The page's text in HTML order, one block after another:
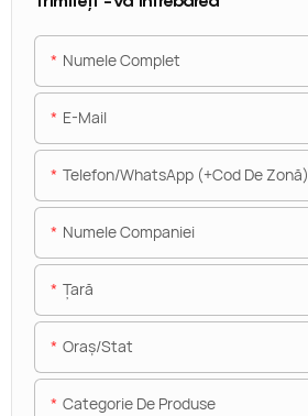
Numele Complet
E-Mail
Telefon/WhatsApp (+Cod De Zonă)
Numele Companiei
Ţară
Oraș/stat
Categorie De Produse